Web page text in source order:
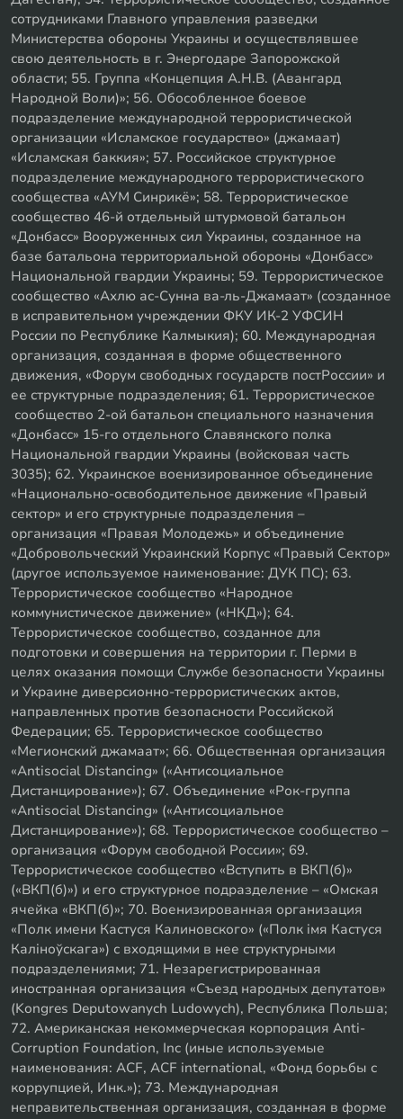
сотрудниками Главного управления разведки
Министерства обороны Украины и осуществлявшее
свою деятельность в г. Энергодаре Запорожской
области; 55. Группа «Концепция А.Н.В. (Авангард
Народной Воли)»; 56. Обособленное боевое
подразделение международной террористической
организации «Исламское государство» (джамаат)
«Исламская баккия»; 57. Российское структурное
подразделение международного террористического
сообщества «АУМ Синрикё»; 58. Террористическое
сообщество 46-й отдельный штурмовой батальон
«Донбасс» Вооруженных сил Украины, созданное на
базе батальона территориальной обороны «Донбасс»
Национальной гвардии Украины; 59. Террористическое
сообщество «Ахлю ас-Сунна ва-ль-Джамаат» (созданное
в исправительном учреждении ФКУ ИК-2 УФСИН
России по Республике Калмыкия); 60. Международная
организация, созданная в форме общественного
движения, «Форум свободных государств постРоссии» и
ее структурные подразделения; 61. Террористическое
сообщество 2-ой батальон специального назначения
«Донбасс» 15-го отдельного Славянского полка
Национальной гвардии Украины (войсковая часть
3035); 62. Украинское военизированное объединение
«Национально-освободительное движение «Правый
сектор» и его структурные подразделения –
организация «Правая Молодежь» и объединение
«Добровольческий Украинский Корпус «Правый Сектор»
(другое используемое наименование: ДУК ПС); 63.
Террористическое сообщество «Народное
коммунистическое движение» («НКД»); 64.
Террористическое сообщество, созданное для
подготовки и совершения на территории г. Перми в
целях оказания помощи Службе безопасности Украины
и Украине диверсионно-террористических актов,
направленных против безопасности Российской
Федерации; 65. Террористическое сообщество
«Мегионский джамаат»; 66. Общественная организация
«Antisocial Distancing» («Антисоциальное
Дистанцирование»); 67. Объединение «Рок-группа
«Antisocial Distancing» («Антисоциальное
Дистанцирование»); 68. Террористическое сообщество –
организация «Форум свободной России»; 69.
Террористическое сообщество «Вступить в ВКП(б)»
(«ВКП(б)») и его структурное подразделение – «Омская
ячейка «ВКП(б)»; 70. Военизированная организация
«Полк имени Кастуся Калиновского» («Полк iмя Кастуся
Калiноўскага») с входящими в нее структурными
подразделениями; 71. Незарегистрированная
иностранная организация «Съезд народных депутатов»
(Kongres Deputowanych Ludowych), Республика Польша;
72. Американская некоммерческая корпорация Anti-
Corruption Foundation, Inc (иные используемые
наименования: ACF, ACF international, «Фонд борьбы с
коррупцией, Инк.»); 73. Международная
неправительственная организация, созданная в форме